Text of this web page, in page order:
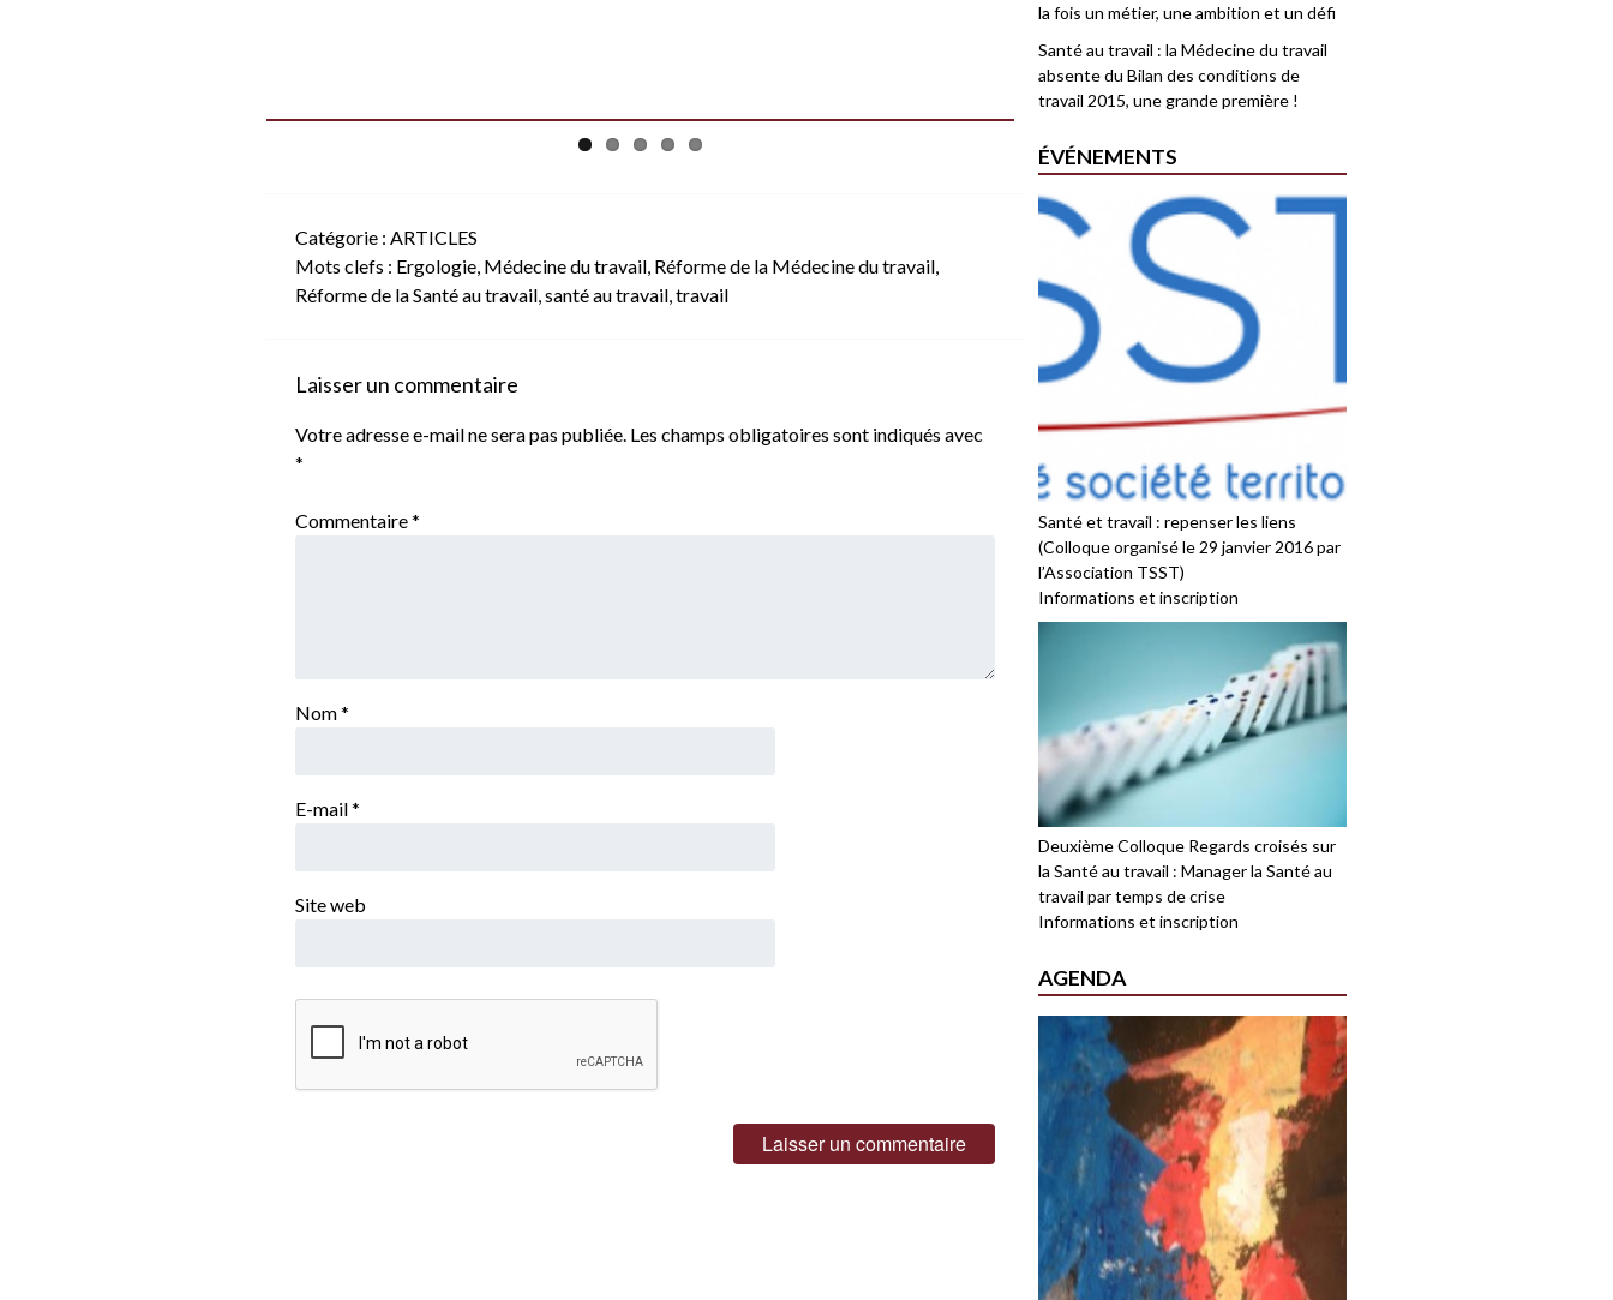
Catégorie : ARTICLES
Mots clefs : Ergologie, Médecine du travail, Réforme de la Médecine du travail,
Réforme de la Santé au travail,santé au travail,travail
Laisser un commentaire
Votre adresse e-mail ne sera pas publiée. Les champs obligatoires sont indiqués avec
*
Commentaire*
Nom*
E-mail*
Site web
la fois un métier, une ambition et un défi
Santé au travail : la Médecine du travail
absente du Bilan des conditions de
travail 2015, une grande première !
ÉVÉNEMENTS
Santé et travail : repenser les liens
(Colloque organisé le 29 janvier 2016 par
l’Association TSST)
Informations et inscription
Deuxième Colloque Regards croisés sur
la Santé au travail : Manager la Santé au
travail par temps de crise
Informations et inscription
AGENDA